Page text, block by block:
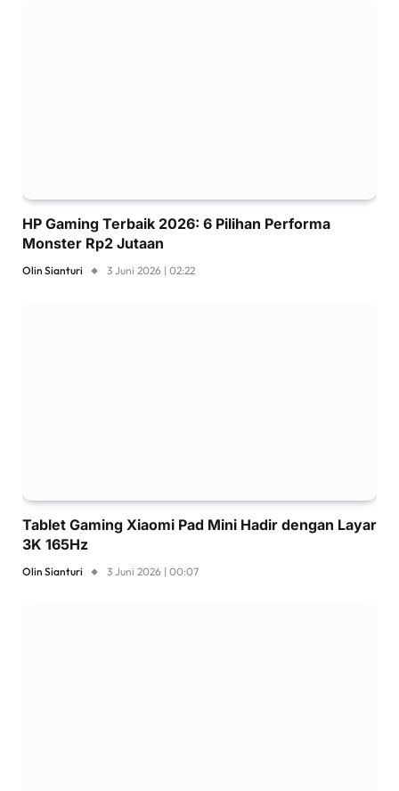
HP Gaming Terbaik 2026: 6 Pilihan Performa
Monster Rp2 Jutaan
Olin Sianturi 3 Juni 2026 | 02:22
Tablet Gaming Xiaomi Pad Mini Hadir dengan Layar
3K 165Hz
Olin Sianturi 3 Juni 2026 | 00:07